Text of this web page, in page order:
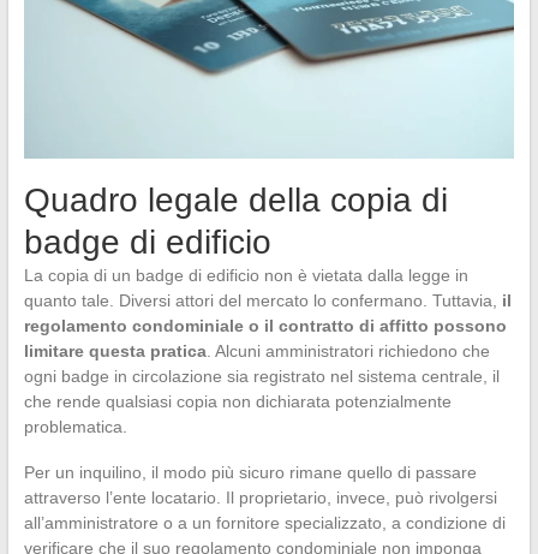
Quadro legale della copia di
badge di edificio
La copia di un badge di edificio non è vietata dalla legge in
quanto tale. Diversi attori del mercato lo confermano. Tuttavia, il
regolamento condominiale o il contratto di affitto possono
limitare questa pratica. Alcuni amministratori richiedono che
ogni badge in circolazione sia registrato nel sistema centrale, il
che rende qualsiasi copia non dichiarata potenzialmente
problematica.
Per un inquilino, il modo più sicuro rimane quello di passare
attraverso l’ente locatario. Il proprietario, invece, può rivolgersi
all’amministratore o a un fornitore specializzato, a condizione di
verificare che il suo regolamento condominiale non imponga